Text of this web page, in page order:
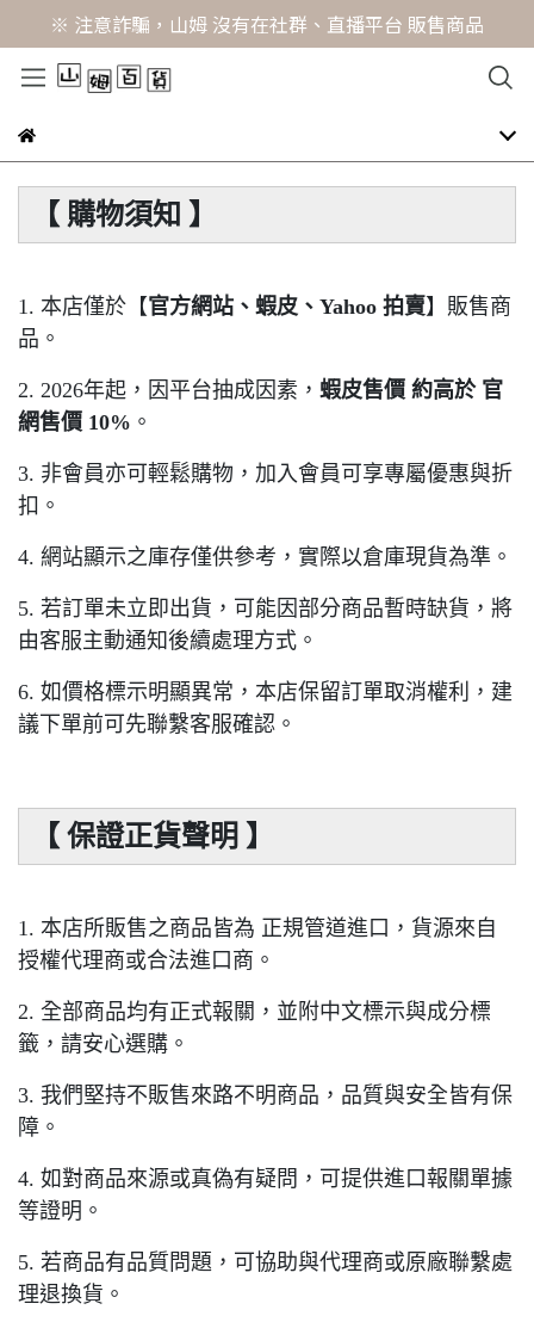
※ 注意詐騙，山姆 沒有在社群、直播平台 販售商品
【 購物須知 】
1. 本店僅於【官方網站、蝦皮、Yahoo 拍賣】販售商
品。
2. 2026年起，因平台抽成因素， 蝦皮售價 約高於 官
網售價 10% 。
3. 非會員亦可輕鬆購物，加入會員可享專屬優惠與折
扣。
4. 網站顯示之庫存僅供參考，實際以倉庫現貨為準。
5. 若訂單未立即出貨，可能因部分商品暫時缺貨，將
由客服主動通知後續處理方式。
6. 如價格標示明顯異常，本店保留訂單取消權利，建
議下單前可先聯繫客服確認。
【 保證正貨聲明 】
1. 本店所販售之商品皆為 正規管道進口，貨源來自
授權代理商或合法進口商。
2. 全部商品均有正式報關，並附中文標示與成分標
籤，請安心選購。
3. 我們堅持不販售來路不明商品，品質與安全皆有保
障。
4. 如對商品來源或真偽有疑問，可提供進口報關單據
等證明。
5. 若商品有品質問題，可協助與代理商或原廠聯繫處
理退換貨。